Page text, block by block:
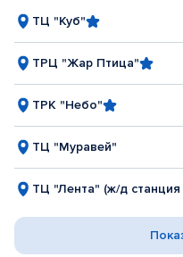
ТЦ "Куб"
ТРЦ "Жар Птица"
ТРК "Небо"
ТЦ "Муравей"
ТЦ "Лента" (ж/д